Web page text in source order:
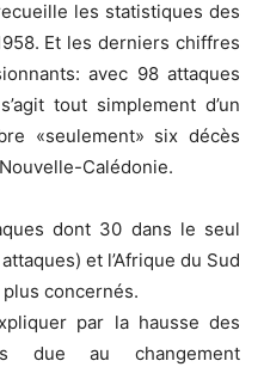
les statistiques des
Et les derniers chiffres
avec 98 attaques
tout simplement d’un
«seulement» six décès
Calédonie.
dont 30 dans le seul
et l’Afrique du Sud
concernés.
par la hausse des
due au changement